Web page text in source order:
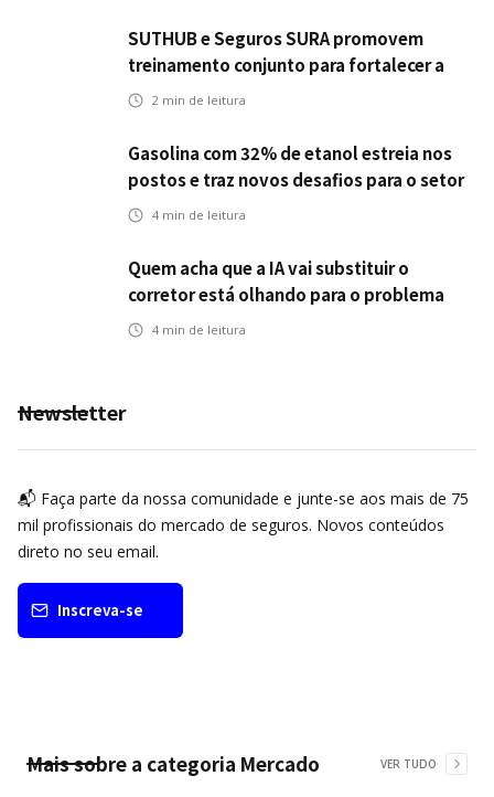
SUTHUB e Seguros SURA promovem
treinamento conjunto para fortalecer a
operação comercial do Seguro Mobilidade
2 min de leitura
Gasolina com 32% de etanol estreia nos
postos e traz novos desafios para o setor
de seguros automotivos
4 min de leitura
Quem acha que a IA vai substituir o
corretor está olhando para o problema
errado
4 min de leitura
Newsletter
📬 Faça parte da nossa comunidade e junte-se aos mais de 75
mil profissionais do mercado de seguros. Novos conteúdos
direto no seu email.
Inscreva-se
Mais sobre a categoria Mercado VER TUDO